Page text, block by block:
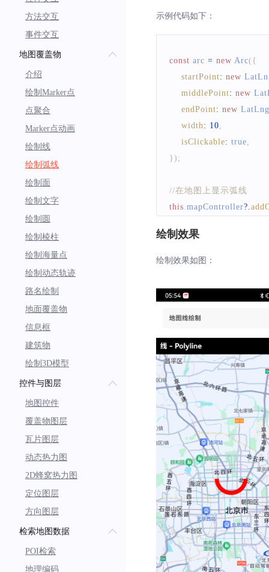
方法交互
事件交互
地图覆盖物
介绍
绘制Marker点
点聚合
Marker点动画
绘制线
绘制弧线
绘制面
绘制文字
绘制圆
绘制棱柱
绘制海量点
绘制动态轨迹
路名绘制
地面覆盖物
信息框
建筑物
绘制3D模型
控件与图层
地图控件
覆盖物图层
瓦片图层
动态热力图
2D蜂窝热力图
定位图层
方向图层
检索地图数据
POI检索
地理编码
示例代码如下：
const arc = new Arc( {
startPoint: new
middlePoint: new
endPoint: new LatLng
width : 10
isClickable: true
}) ;
//在地图上显示弧线
this mapController?.
绘制效果
绘制效果如图：